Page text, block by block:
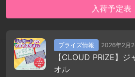
入荷予定表
プライズ情報 2026年2月
【CLOUD PRIZE】
オル